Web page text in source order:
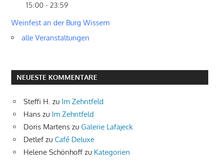
15:00 - 23:59
Weinfest an der Burg Wissem
alle Veranstaltungen
NEUESTE KOMMENTARE
Steffi H. zu Im Zehntfeld
Hans zu Im Zehntfeld
Doris Martens zu Galerie Lafajeck
Detlefzu Café Deluxe
Helene Schönhoff zu Kategorien